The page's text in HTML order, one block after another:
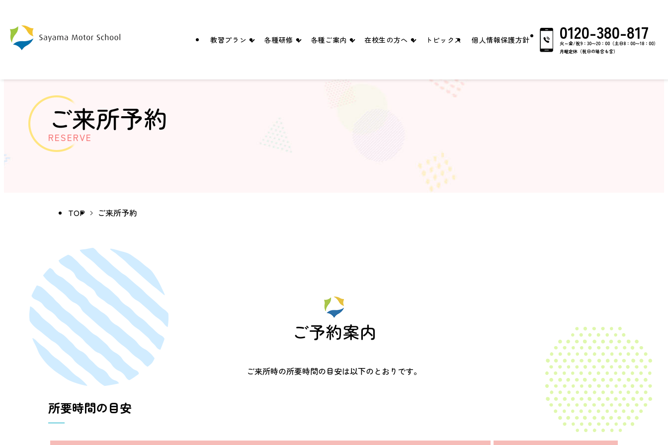
教習プラン 各種研修
シニア向け講習・講座
各種ご案内
スタッフ紹介
在校生の方へ トピックス 個人情報保護方針 0120-380-817
火～金/祝9：30〜20：00（土日8：00〜18：00）
月曜定休（祝日の場合も含）
ご来所予約
RESERVE
TOP ご来所予約
ご予約案内
ご来所時の所要時間の目安は以下のとおりです。
所要時間の目安